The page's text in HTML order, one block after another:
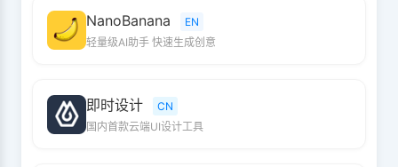
NanoBanana
EN
轻量级AI助手 快速生成创意
即时设计
CN
国内首款云端UI设计工具